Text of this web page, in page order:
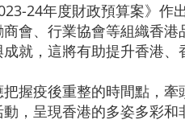
24年度財政預算案》
會、行業協會等組織香
就，這將有助提升香港
握疫後重整的時間點，
，呈現香港的多姿多彩